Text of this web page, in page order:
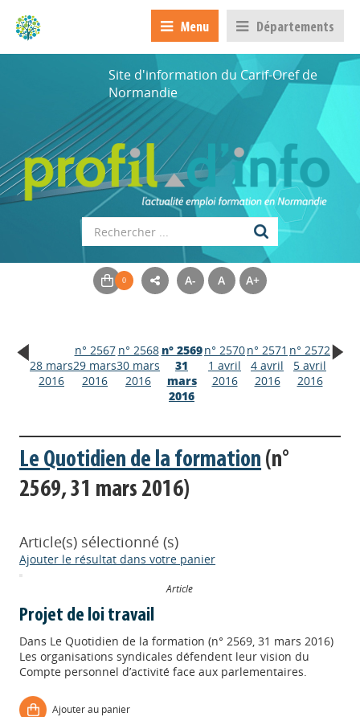
Menu Départements
Site d'information du Carif-Oref de
Normandie
A- A A+
28 mars
2016
n° 2567
29 mars
2016
n° 2568
30 mars
2016
n° 2569
31
mars
2016
n° 2570
1 avril
2016
n° 2571
4 avril
2016
n° 2572
5 avril
2016
Le Quotidien de la formation (n°
2569, 31 mars 2016)
Article(s) sélectionné (s)
Ajouter le résultat dans votre panier
Article
Projet de loi travail
Dans Le Quotidien de la formation (n° 2569, 31 mars 2016)
Les organisations syndicales défendent leur vision du
Compte personnel d’activité face aux parlementaires.
Ajouter au panier